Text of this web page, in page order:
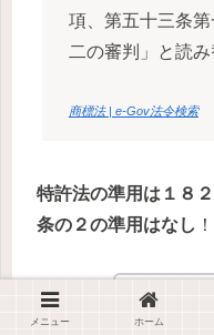
項、第五十三条
二の審判」と読み
商標法 | e-Gov法令検索
特許法の準用は１８
条の２の準用はなし
えーーー
メニュー ホーム